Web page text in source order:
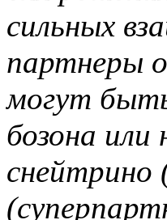
сильных
партнеры
могут
бозона или
снейтрино